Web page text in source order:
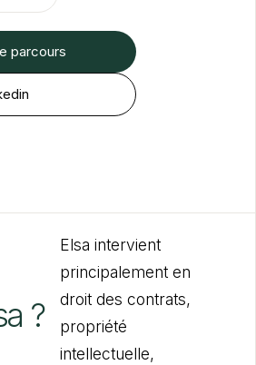
parcours
?
Elsa intervient
principalement en
droit des contrats,
propriété
intellectuelle,